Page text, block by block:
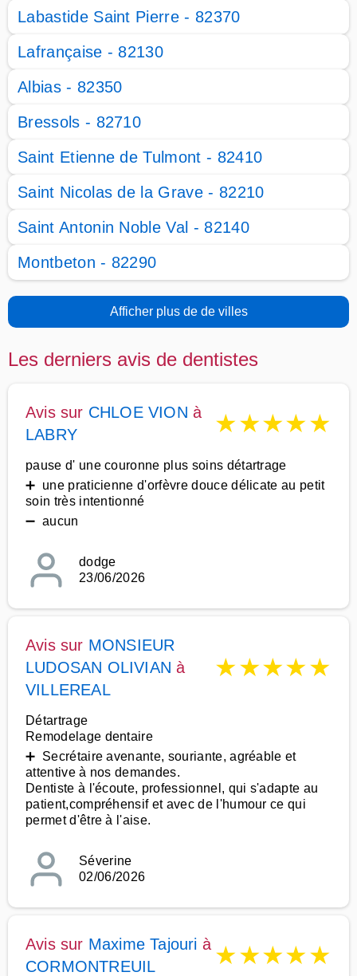
Labastide Saint Pierre - 82370
Lafrançaise - 82130
Albias - 82350
Bressols - 82710
Saint Etienne de Tulmont - 82410
Saint Nicolas de la Grave - 82210
Saint Antonin Noble Val - 82140
Montbeton - 82290
Afficher plus de de villes
Les derniers avis de dentistes
Avis sur CHLOE VION à
LABRY
★★★★★
pause d' une couronne plus soins détartrage
➕ une praticienne d'orfèvre douce délicate au petit
soin très intentionné
➖ aucun
dodge
23/06/2026
Avis sur MONSIEUR
LUDOSAN OLIVIAN à
VILLEREAL
★★★★★
Détartrage
Remodelage dentaire
➕ Secrétaire avenante, souriante, agréable et
attentive à nos demandes.
Dentiste à l'écoute, professionnel, qui s'adapte au
patient,compréhensif et avec de l'humour ce qui
permet d'être à l'aise.
Séverine
02/06/2026
Avis sur Maxime Tajouri à
CORMONTREUIL
★★★★★